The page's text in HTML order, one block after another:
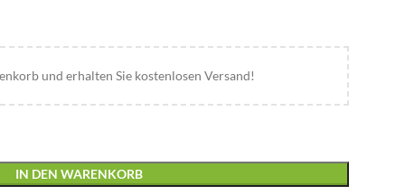
und erhalten Sie kostenlosen Versand!
IN DEN WARENKORB